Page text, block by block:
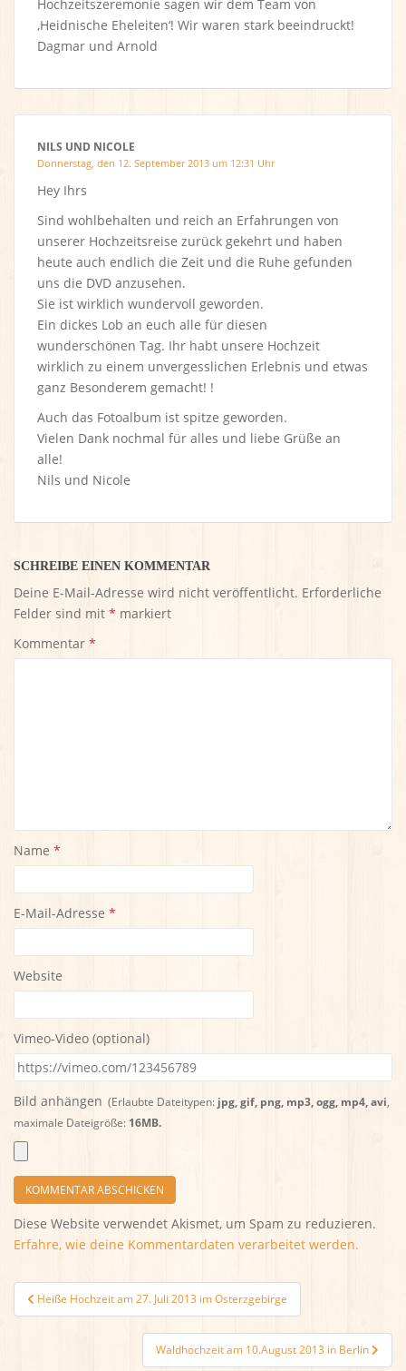
Hochzeitszeremonie sagen wir dem Team von
‚Heidnische Eheleiten‘! Wir waren stark beeindruckt!
Dagmar und Arnold
NILS UND NICOLE
Donnerstag, den 12. September 2013 um 12:31 Uhr
Hey Ihrs
Sind wohlbehalten und reich an Erfahrungen von
unserer Hochzeitsreise zurück gekehrt und haben
heute auch endlich die Zeit und die Ruhe gefunden
uns die DVD anzusehen.
Sie ist wirklich wundervoll geworden.
Ein dickes Lob an euch alle für diesen
wunderschönen Tag. Ihr habt unsere Hochzeit
wirklich zu einem unvergesslichen Erlebnis und etwas
ganz Besonderem gemacht! !
Auch das Fotoalbum ist spitze geworden.
Vielen Dank nochmal für alles und liebe Grüße an
alle!
Nils und Nicole
SCHREIBE EINEN KOMMENTAR
Deine E-Mail-Adresse wird nicht veröffentlicht. Erforderliche
Felder sind mit * markiert
Kommentar *
Name *
E-Mail-Adresse *
Website
Vimeo-Video (optional)
Bild anhängen (Erlaubte Dateitypen: jpg, gif, png, mp3, ogg, mp4, avi
maximale Dateigröße: 16MB.
Diese Website verwendet Akismet, um Spam zu reduzieren.
Erfahre, wie deine Kommentardaten verarbeitet werden.
Beitragsnavigation
Heiße Hochzeit am 27. Juli 2013 im Osterzgebirge
Waldhochzeit am 10.August 2013 in Berlin